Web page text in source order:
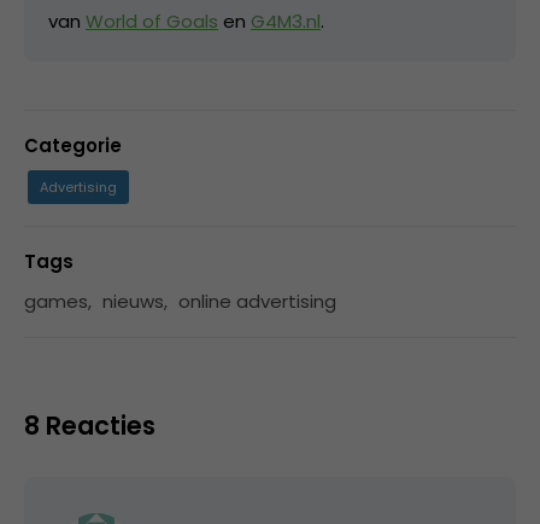
van World of Goals en G4M3.nl.
Categorie
Advertising
Tags
games, nieuws, online advertising
8 Reacties